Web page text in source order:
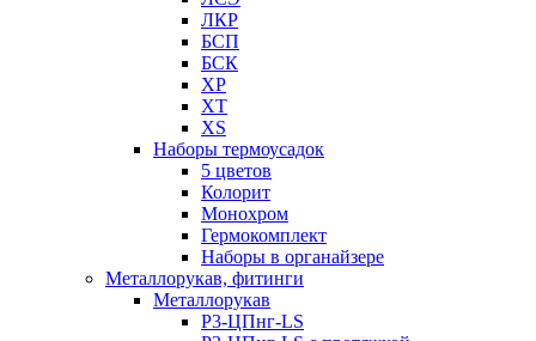
ЛКР
БСП
БСК
XP
XT
XS
Наборы термоусадок
5 цветов
Колорит
Монохром
Гермокомплект
Наборы в органайзере
Металлорукав, фитинги
Металлорукав
Р3-ЦПнг-LS